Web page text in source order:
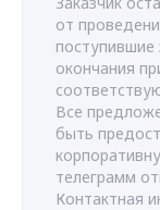
от
окончания
Все
быть
телеграмм
Контактная